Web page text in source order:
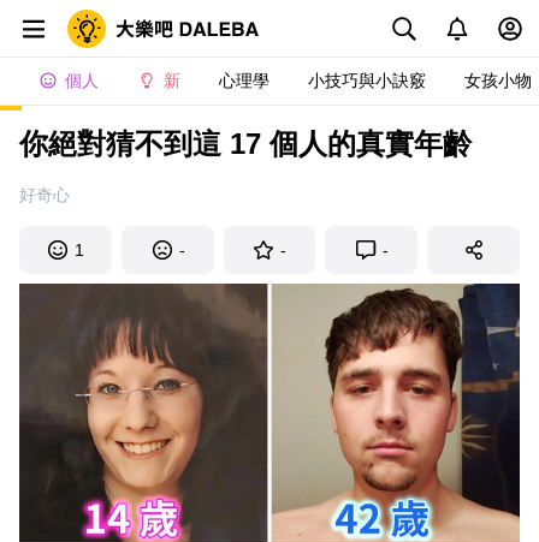
個人 新 心理學 小技巧與小訣竅 女孩小物
你絕對猜不到這 17 個人的真實年齡
好奇心
1 - - -